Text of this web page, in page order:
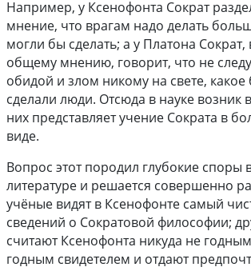
Например, у Ксенофонта Сократ
мнение, что врагам надо делать
могли бы сделать; а у Платона Сократ,
общему мнению, говорит, что не
обидой и злом никому на свете, какое
сделали люди. Отсюда в науке возник
них представляет учение Сократа в
виде.
Вопрос этот породил глубокие споры
литературе и решается совершенно
учёные видят в Ксенофонте самый
сведений о Сократовой философии;
считают Ксенофонта никуда не
годным свидетелем и отдают